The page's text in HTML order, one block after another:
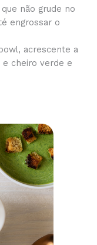
não grude no
engrossar o
acrescente a
cheiro verde e